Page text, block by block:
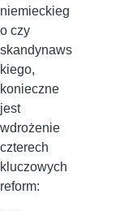
niemieckieg
o czy
skandynaws
kiego,
konieczne
jest
wdrożenie
czterech
kluczowych
reform: